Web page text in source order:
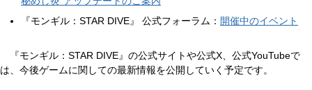
『モンギル：STAR DIVE』 公式フォーラム： 開催中のイベント
『モンギル：STAR DIVE』の公式サイトや公式X、公式YouTubeで
は、今後ゲームに関しての最新情報を公開していく予定です。